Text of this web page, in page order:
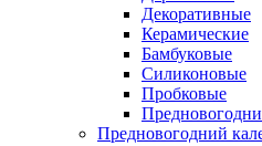
Декоративные
Керамические
Бамбуковые
Силиконовые
Пробковые
Предновогодний